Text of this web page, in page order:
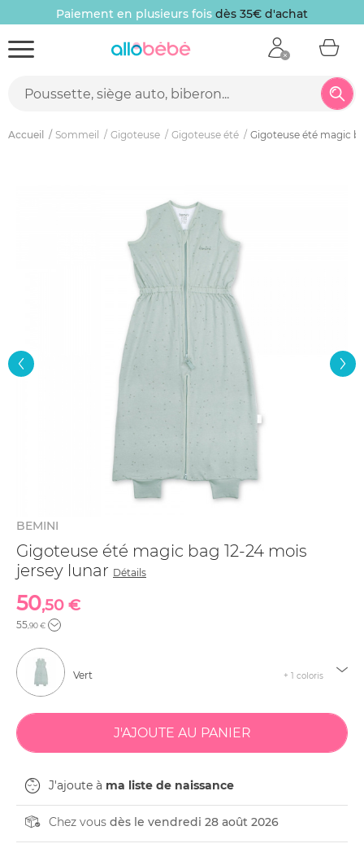
Paiement en plusieurs fois dès 35€ d'achat
Accueil Sommeil Gigoteuse Gigoteuse été Gigoteuse été magic
BEMINI
Gigoteuse été magic bag 12-24 mois
jersey lunar Détails
50,50 €
55,90 €
Vert + 1 coloris
J'ajoute à ma liste de naissance
Chez vous dès le vendredi 28 août 2026